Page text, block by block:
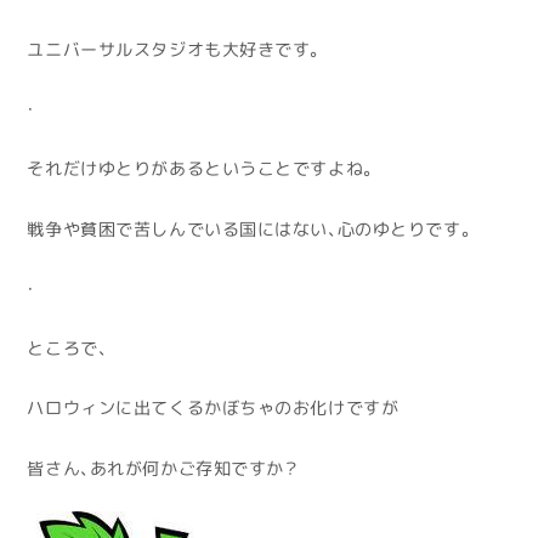
ユニバーサルスタジオも大好きです。
・
それだけゆとりがあるということですよね。
戦争や貧困で苦しんでいる国にはない、心のゆとりです。
・
ところで、
ハロウィンに出てくるかぼちゃのお化けですが
皆さん、あれが何かご存知ですか？